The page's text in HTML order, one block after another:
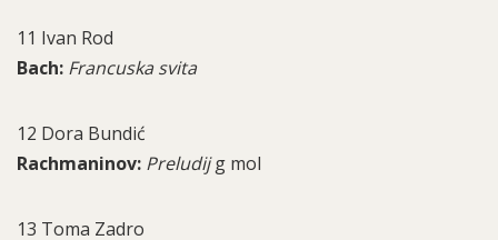
11 Ivan Rod
Bach: Francuska svita
12 Dora Bundić
Rachmaninov: Preludijg mol
13 Toma Zadro